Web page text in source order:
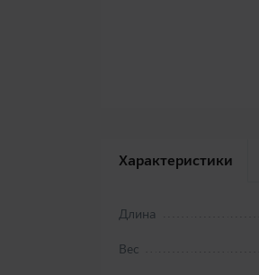
Характеристики
Длина
Вес